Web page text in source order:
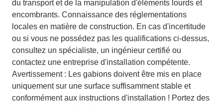
du transport et de la manipulation d'éléments lourds et
encombrants. Connaissance des réglementations
locales en matière de construction. En cas d'incertitude
ou si vous ne possédez pas les qualifications ci-dessus,
consultez un spécialiste, un ingénieur certifié ou
contactez une entreprise d'installation compétente.
Avertissement : Les gabions doivent être mis en place
uniquement sur une surface suffisamment stable et
conformément aux instructions d'installation ! Portez des